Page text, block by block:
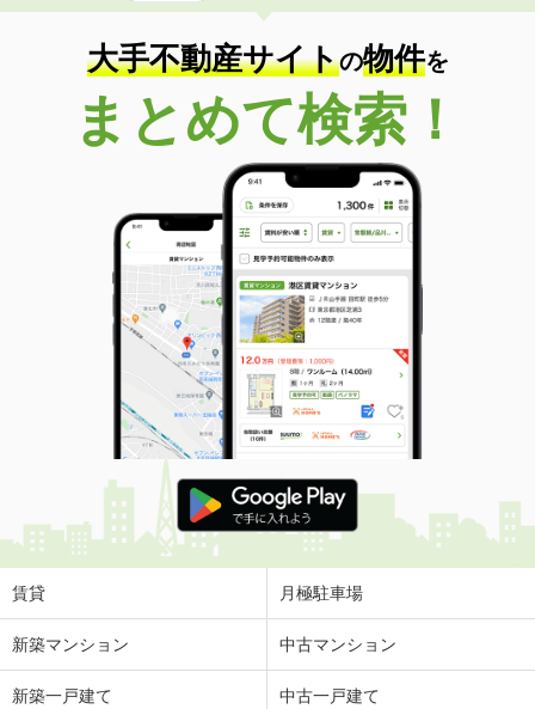
大手不動産サイトの物件を
まとめて検索！
賃貸 月極駐車場
新築マンション 中古マンション
新築一戸建て 中古一戸建て